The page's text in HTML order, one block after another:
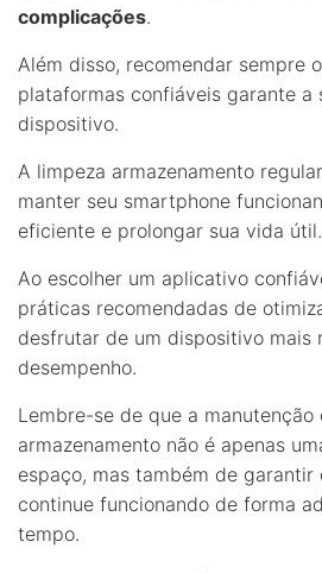
complicações.
Além disso, recomendar sempre
plataformas confiáveis garante a
dispositivo.
A limpeza armazenamento
manter seu smartphone
eficiente e prolongar sua vida útil.
Ao escolher um aplicativo
práticas recomendadas de
desfrutar de um dispositivo mais
desempenho.
Lembre-se de que a manutenção
armazenamento não é apenas
espaço, mas também de garantir
continue funcionando de forma
tempo.